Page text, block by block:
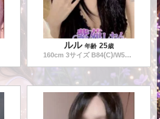
ルル 年齢 25歳
160cm 3サイズ B84(C)/W55 /H